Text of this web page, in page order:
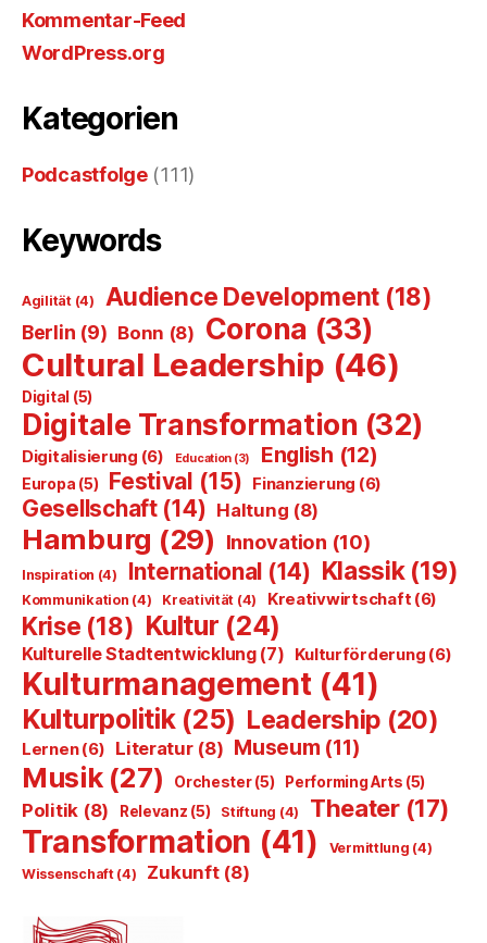
Kommentar-Feed
WordPress.org
Kategorien
Podcastfolge(111)
Keywords
Agilität(4) Audience Development (18)
Berlin (9) Bonn (8) Corona (33)
Cultural Leadership (46)
Digital (5)
Digitale Transformation (32)
Digitalisierung (6) Education (3) English (12)
Europa (5) Festival (15) Finanzierung (6)
Gesellschaft(14) Haltung (8)
Hamburg (29) Innovation (10)
Inspiration (4) International (14) Klassik(19)
Kommunikation (4) Kreativität (4) Kreativwirtschaft (6)
Krise (18) Kultur (24)
Kulturelle Stadtentwicklung(7) Kulturförderung (6)
Kulturmanagement(41)
Kulturpolitik(25) Leadership (20)
Lernen(6) Literatur(8) Museum (11)
Musik(27) Orchester(5) Performing Arts (5)
Politik (8) Relevanz (5) Stiftung (4) Theater(17)
Transformation (41) Vermittlung (4)
Wissenschaft(4) Zukunft(8)